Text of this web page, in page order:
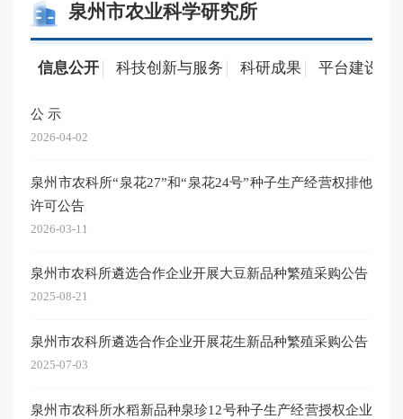
泉州市农业科学研究所
信息公开 科技创新与服务 科研成果 平台建设
公 示
2026-04-02
泉州市农科所“泉花27”和“泉花24号”种子生产经营权排他
许可公告
2026-03-11
泉州市农科所遴选合作企业开展大豆新品种繁殖采购公告
2025-08-21
泉州市农科所遴选合作企业开展花生新品种繁殖采购公告
2025-07-03
泉州市农科所水稻新品种泉珍12号种子生产经营授权企业